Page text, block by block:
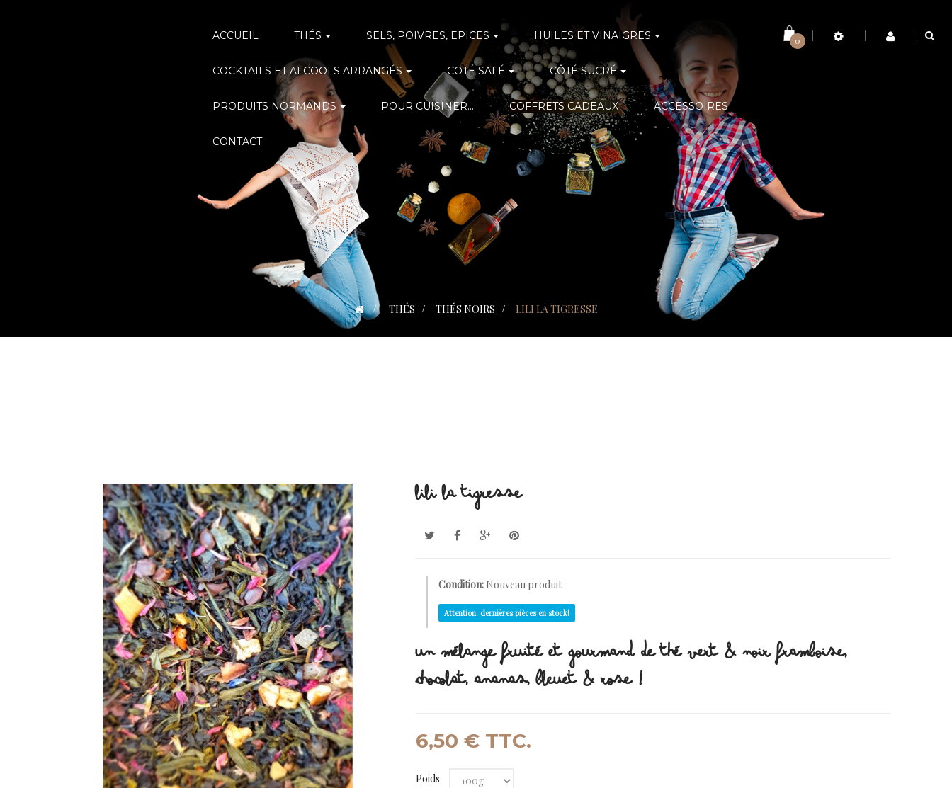
ACCUEIL THÉS SELS, POIVRES, EPICES HUILES ET VINAIGRES
COCKTAILS ET ALCOOLS ARRANGÉS COTÉ SALÉ CÔTÉ SUCRÉ
PRODUITS NORMANDS POUR CUISINER... COFFRETS CADEAUX ACCESSOIRES
CONTACT
0
> THÉS > THÉS NOIRS > LILI LA TIGRESSE
LILI LA TIGRESSE
Condition: Nouveau produit
Attention: dernières pièces en stock!
UN MÉLANGE FRUITÉ ET GOURMAND DE THÉ VERT & NOIR FRAMBOISE,
CHOCOLAT, ANANAS, BLEUET & ROSE !
6,50 € TTC.
Poids